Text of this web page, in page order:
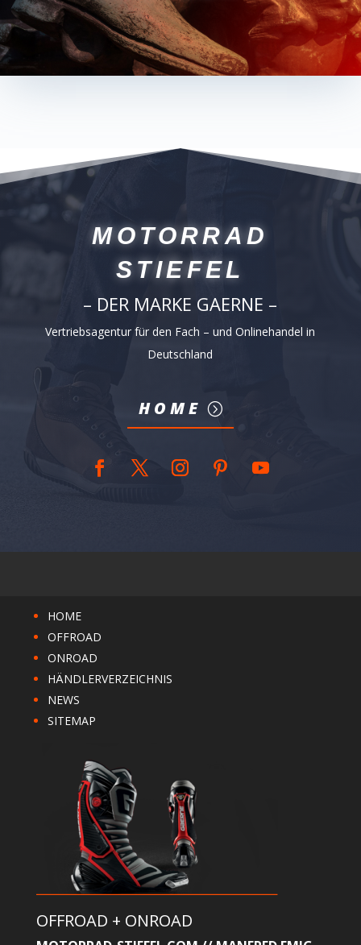
MOTORRAD
STIEFEL
– DER MARKE GAERNE –
Vertriebsagentur für den Fach – und Onlinehandel in
Deutschland
HOME
HOME
OFFROAD
ONROAD
HÄNDLERVERZEICHNIS
NEWS
SITEMAP
OFFROAD + ONROAD